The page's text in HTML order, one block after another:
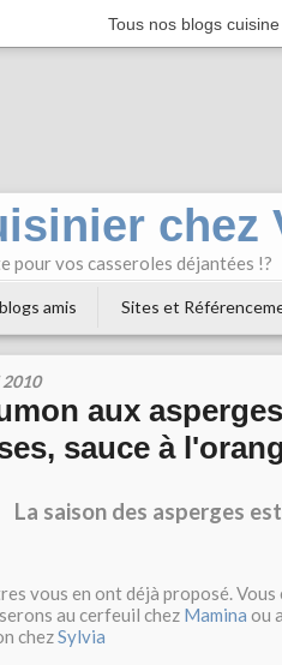
Tous nos blogs cuisine
chez
pour vos casseroles déjantées !?
amis Sites et
aux
sauce à
La saison des asperges
vous en ont déjà proposé.
au cerfeuil chez Mamina ou
chezSylvia